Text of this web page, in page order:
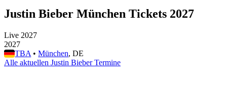
Justin Bieber München Tickets 2027
Live 2027
2027
TBA • München, DE
Alle aktuellen Justin Bieber Termine